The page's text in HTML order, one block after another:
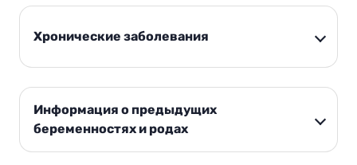
Хронические заболевания
Информация о предыдущих
беременностях и родах